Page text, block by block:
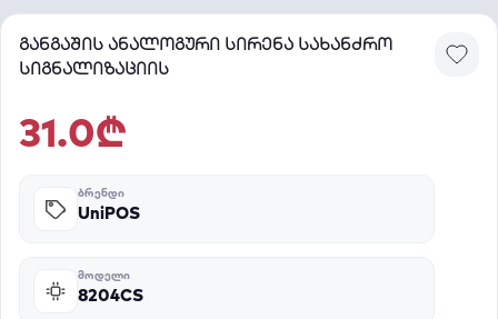
განგაშის ანალოგური სირენა სახანძრო
სიგნალიზაციის
31.0₾
ᲑᲠᲔᲜᲓᲘ
UniPOS
ᲛᲝᲓᲔᲚᲘ
8204CS